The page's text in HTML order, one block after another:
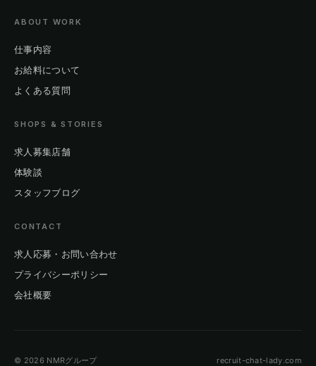
ABOUT WORK
仕事内容
お給料について
よくある質問
SHOPS & STORIES
求人募集店舗
体験談
スタッフブログ
CONTACT
求人応募・お問い合わせ
プライバシーポリシー
会社概要
© 2026 NMRグループ recruit-chat-lady.com